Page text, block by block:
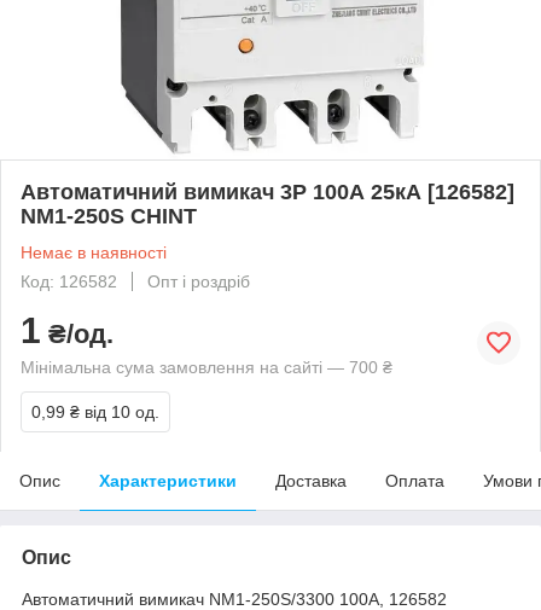
Автоматичний вимикач 3Р 100А 25кА [126582]
NM1-250S CHINT
Немає в наявності
Код: 126582
Опт і роздріб
1 ₴/од.
Мінімальна сума замовлення на сайті — 700 ₴
0,99 ₴ від 10 од.
Опис Характеристики Доставка Оплата Умови
Опис
Автоматичний вимикач NM1-250S/3300 100A, 126582